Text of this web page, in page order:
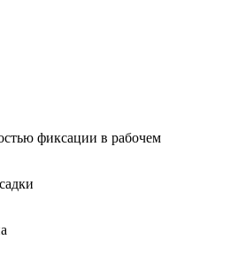
фиксации в рабочем